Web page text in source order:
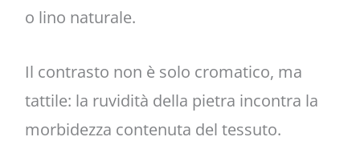
o lino naturale.
Il contrasto non è solo cromatico, ma
tattile: la ruvidità della pietra incontra la
morbidezza contenuta del tessuto.